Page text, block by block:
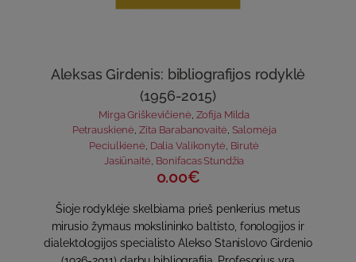
Aleksas Girdenis: bibliografijos rodyklė
(1956-2015)
Mirga Griškevičienė Zofija Milda
Petrauskienė, Zita Barabanovaitė, Salomėja
Peciulkienė Dalia Valikonytė Birutė
Jasiūnaitė, Bonifacas Stundžia
0.00€
Šioje rodyklėje skelbiama prieš penkerius metus
mirusio žymaus mokslininko baltisto, fonologijos ir
dialektologijos specialisto Alekso Stanislovo Girdenio